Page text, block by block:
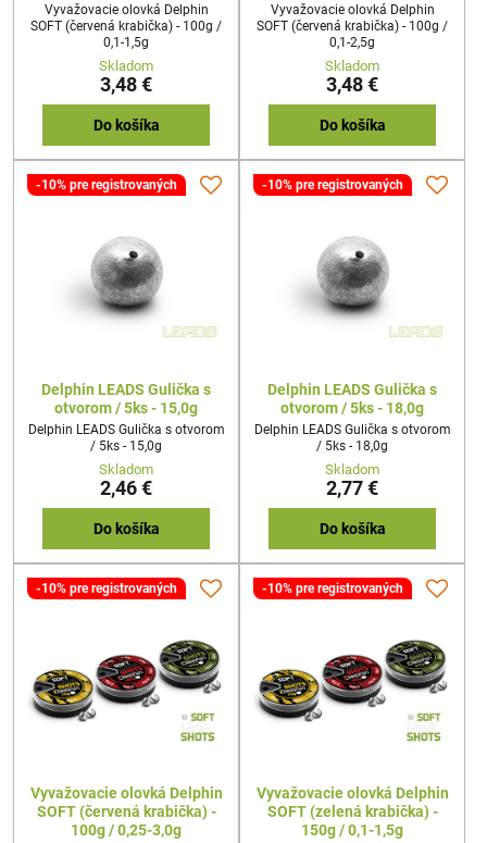
Vyvažovacie olovká Delphin
SOFT (červená krabička) - 100g /
0,1-1,5g
Skladom
3,48 €
Do košíka
Vyvažovacie olovká Delphin
SOFT (červená krabička) - 100g /
0,1-2,5g
Skladom
3,48 €
Do košíka
-10% pre registrovaných
Delphin LEADS Gulička s
otvorom / 5ks - 15,0g
Delphin LEADS Gulička s otvorom
/ 5ks - 15,0g
Skladom
2,46 €
Do košíka
-10% pre registrovaných
Delphin LEADS Gulička s
otvorom / 5ks - 18,0g
Delphin LEADS Gulička s otvorom
/ 5ks - 18,0g
Skladom
2,77 €
Do košíka
-10% pre registrovaných
Vyvažovacie olovká Delphin
SOFT (červená krabička) -
100g / 0,25-3,0g
-10% pre registrovaných
Vyvažovacie olovká Delphin
SOFT (zelená krabička) -
150g / 0,1-1,5g